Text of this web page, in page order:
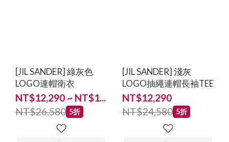
[JIL SANDER] 綠灰色
LOGO連帽衛衣
NT$12,290 ~ NT$1...
NT$26,580 5折
[JIL SANDER] 淺灰
LOGO抽繩連帽長袖TEE
NT$12,290
NT$24,580 5折